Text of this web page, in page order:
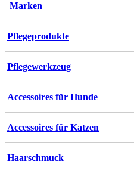
Marken
Pflegeprodukte
Pflegewerkzeug
Accessoires für Hunde
Accessoires für Katzen
Haarschmuck